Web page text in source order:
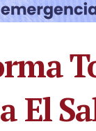
El